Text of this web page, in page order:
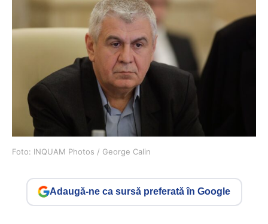
Foto: INQUAM Photos / George Calin
Adaugă-ne ca sursă preferată în Google